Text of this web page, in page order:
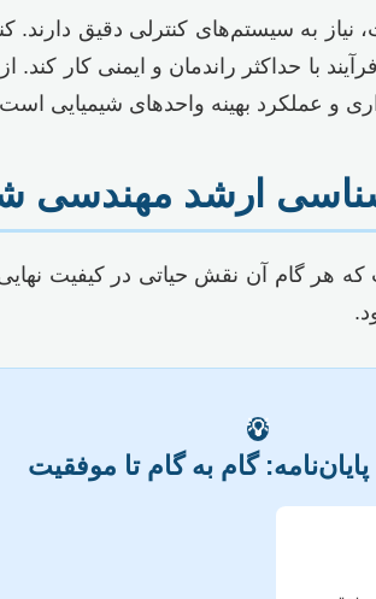
به سیستم‌های کنترلی دقیق دارند.
ارشد مهندسی
هر گام آن نقش حیاتی در کیفیت
💡
گام به گام تا موفقیت